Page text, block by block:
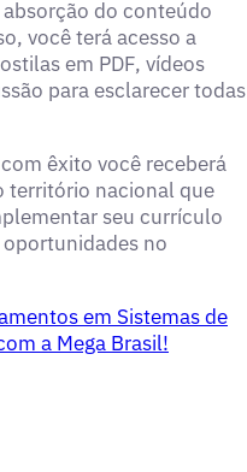
do conteúdo
você terá acesso a
em PDF, vídeos
para esclarecer todas
êxito você receberá
território nacional que
seu currículo
no
em Sistemas de
a Mega Brasil!